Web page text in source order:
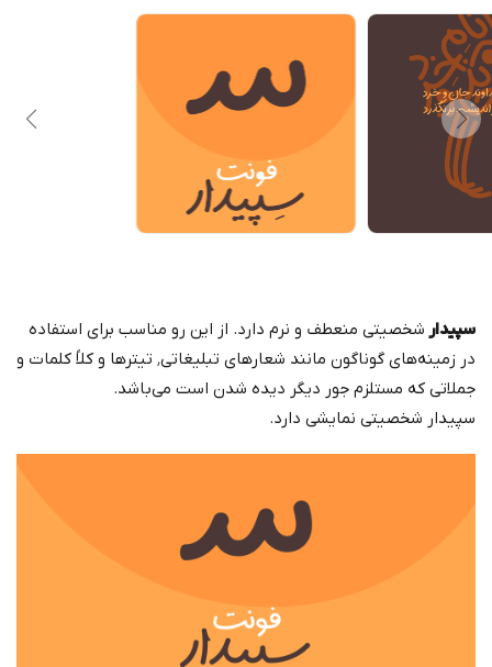
سپیدار شخصیتی منعطف و نرم دارد. از این رو مناسب برای استفاده
در زمینه‌های گوناگون مانند شعارهای تبلیغاتی٬ تیترها و کلاً کلمات و
جملاتی که مستلزم جور دیگر دیده شدن است می‌باشد.
سپیدار شخصیتی نمایشی دارد.